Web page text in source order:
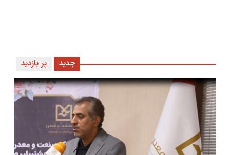
پر بازدید جدید